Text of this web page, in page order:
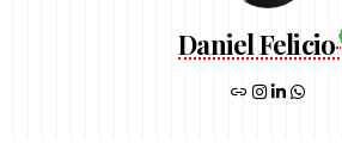
Daniel Felicio